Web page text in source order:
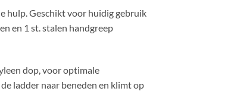
hulp. Geschikt voor huidig ​​gebruik
en 1 st. stalen handgreep
dop, voor optimale
ladder naar beneden en klimt op